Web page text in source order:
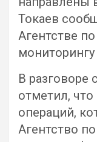
Токаев
Агентстве
В разговоре
отметил,
операций,
Агентство